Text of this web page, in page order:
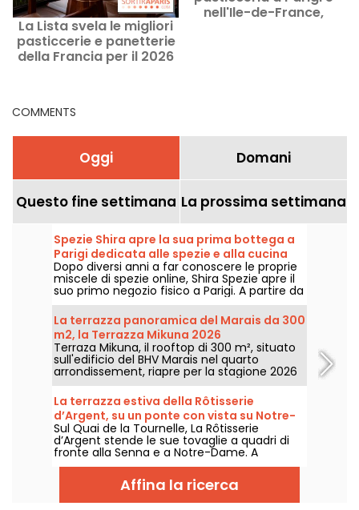
La Lista svela le migliori
pasticcerie e panetterie
della Francia per il 2026
nell'Ile-de-France,
COMMENTS
Oggi Domani
Questo fine settimana La prossima settimana
Spezie Shira apre la sua prima bottega a
Parigi dedicata alle spezie e alla cucina
mediterranea
Dopo diversi anni a far conoscere le proprie
miscele di spezie online, Shira Spezie apre il
suo primo negozio fisico a Parigi. A partire da
settembre 2026, l’insegna entra al Marché
Saint-Martin, nel decimo arrondissement,
con una bottega alimentare, un’offerta di
piatti mediterranei da asporto e una
selezione di prodotti fini provenienti da tutto
il mondo.
La terrazza panoramica del Marais da 300
m2, la Terrazza Mikuna 2026
Terraza Mikuna, il rooftop di 300 m², situato
sull'edificio del BHV Marais nel quarto
arrondissement, riapre per la stagione 2026
con una carta reinventata, una nuova
proposta pranzo e cocktail sfiziosi.
La terrazza estiva della Rôtisserie
d’Argent, su un ponte con vista su Notre-
Dame - recensioni e foto
Sul Quai de la Tournelle, La Rôtisserie
d’Argent stende le sue tovaglie a quadri di
fronte alla Senna e a Notre-Dame. A
mezzogiorno o di sera, questa terrazza
estiva serve i grandi classici del bistrot
rivisitati dallo chef Romuald Sinnan, in un
arredamento da cartolina che, per una
Affina la ricerca